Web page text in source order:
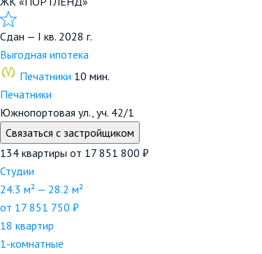
Сдан — I кв. 2028 г.
Выгодная ипотека
Печатники 10 мин.
Печатники
Южнопортовая ул., уч. 42/1
Связаться с застройщиком
134 квартиры от 17 851 800 ₽
Студии
24.3 м² — 28.2 м²
от 17 851 750 ₽
18 квартир
1-комнатные